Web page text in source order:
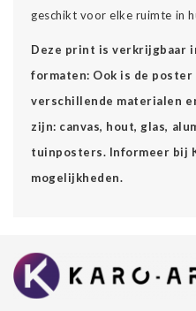
geschikt voor elke ruimte in
Deze print is verkrijgbaar
formaten: Ook is de
verschillende materialen
zijn: canvas, hout, glas,
tuinposters. Informeer bij
mogelijkheden.